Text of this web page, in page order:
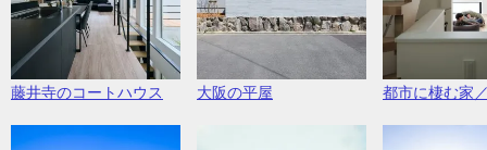
藤井寺のコートハウス 大阪の平屋 都市に棲む家